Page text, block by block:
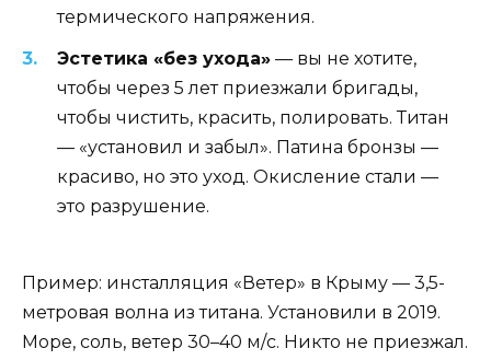
термического напряжения.
Эстетика «без ухода» — вы не хотите,
чтобы через 5 лет приезжали бригады,
чтобы чистить, красить, полировать. Титан
— «установил и забыл». Патина бронзы —
красиво, но это уход. Окисление стали —
это разрушение.
Пример: инсталляция «Ветер» в Крыму — 3,5-
метровая волна из титана. Установили в 2019.
Море, соль, ветер 30–40 м/с. Никто не приезжал.